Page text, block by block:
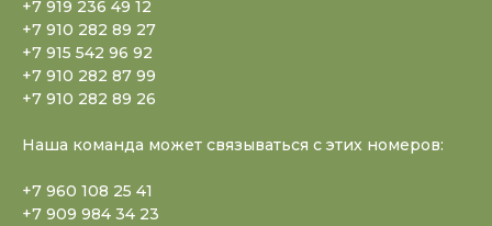
+7 919 236 49 12
+7 910 282 89 27
+7 915 542 96 92
+7 910 282 87 99
+7 910 282 89 26
Наша команда может связываться с этих номеров:
+7 960 108 25 41
+7 909 984 34 23